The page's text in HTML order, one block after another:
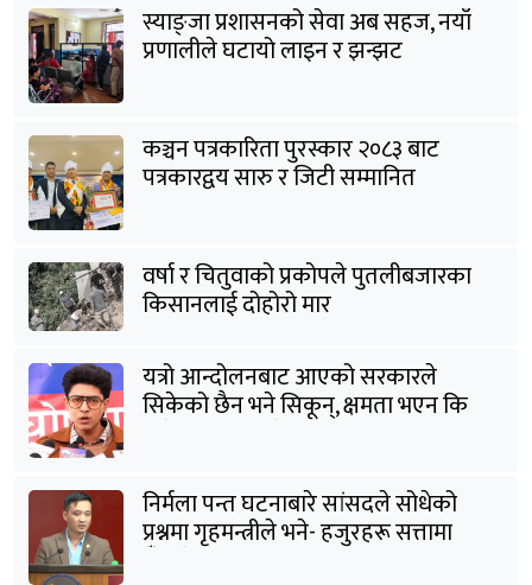
स्याङ्जा प्रशासनको सेवा अब सहज, नयाँ
प्रणालीले घटायो लाइन र झन्झट
कञ्चन पत्रकारिता पुरस्कार २०८३ बाट
पत्रकारद्वय सारु र जिटी सम्मानित
वर्षा र चितुवाको प्रकोपले पुतलीबजारका
किसानलाई दोहोरो मार
यत्रो आन्दोलनबाट आएको सरकारले
सिकेको छैन भने सिकून्, क्षमता भएन कि
निर्मला पन्त घटनाबारे सांसदले सोधेको
प्रश्नमा गृहमन्त्रीले भने- हजुरहरू सत्तामा